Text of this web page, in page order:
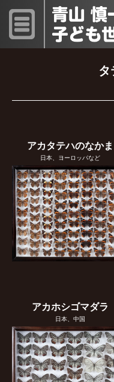
アカタテハのなかま
日本、ヨーロッパなど
アカホシゴマダラ
日本、中国